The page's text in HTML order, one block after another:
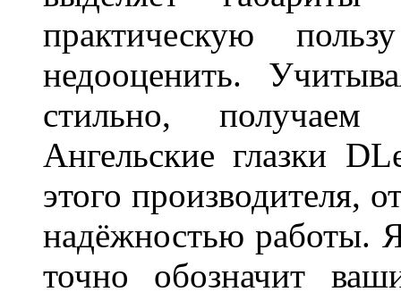
практическую
недооценить.
стильно,
Ангельские глазки
этого производителя,
надёжностью работы.
точно обозначит